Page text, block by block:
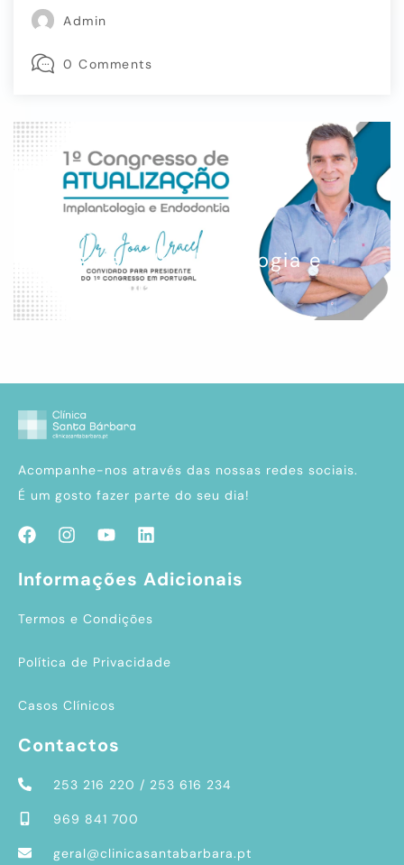
Admin
0 Comments
NOTÍCIAS
Congresso Implantologia e
Endodontia
Acompanhe-nos através das nossas redes sociais.
É um gosto fazer parte do seu dia!
Informações Adicionais
Termos e Condições
Política de Privacidade
Casos Clínicos
Contactos
253 216 220 / 253 616 234
969 841 700
geral@clinicasantabarbara.pt